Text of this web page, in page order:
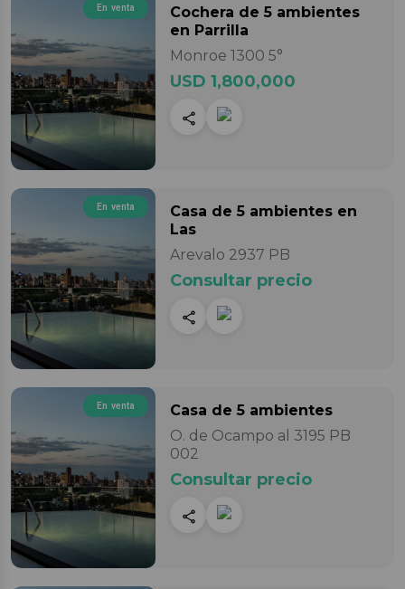
En venta Cochera de 5 ambientes
en Parrilla
Monroe 1300 5°
USD 1,800,000
En venta Casa de 5 ambientes en
Las
Arevalo 2937 PB
Consultar precio
En venta Casa de 5 ambientes
O. de Ocampo al 3195 PB
002
Consultar precio